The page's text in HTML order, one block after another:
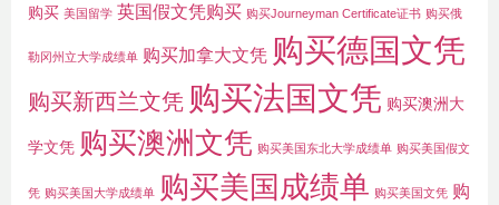
购买 美国留学 英国假文凭购买 购买Journeyman Certificate证书 购买俄
勒冈州立大学成绩单 购买加拿大文凭 购买德国文凭
购买新西兰文凭 购买法国文凭 购买澳洲大
学文凭 购买澳洲文凭 购买美国东北大学成绩单 购买美国假文
凭 购买美国大学成绩单 购买美国成绩单 购买美国文凭 购